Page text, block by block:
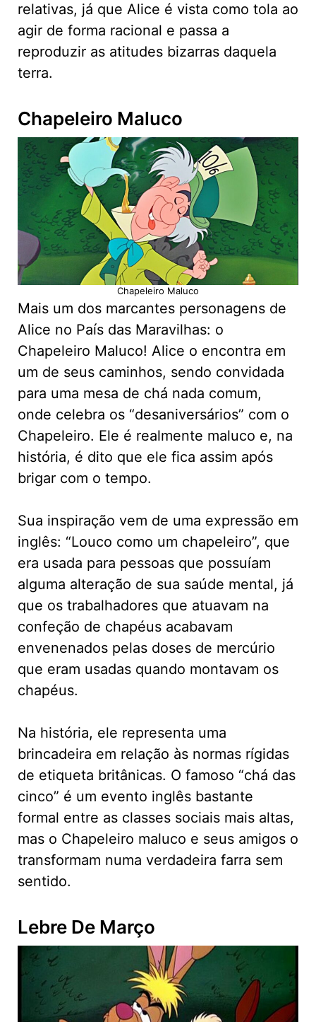
relativas, já que Alice é vista como tola ao
agir de forma racional e passa a
reproduzir as atitudes bizarras daquela
terra.
Chapeleiro Maluco
Chapeleiro Maluco
Mais um dos marcantes personagens de
Alice no País das Maravilhas: o
Chapeleiro Maluco! Alice o encontra em
um de seus caminhos, sendo convidada
para uma mesa de chá nada comum,
onde celebra os “desaniversários” com o
Chapeleiro. Ele é realmente maluco e, na
história, é dito que ele fica assim após
brigar com o tempo.
Sua inspiração vem de uma expressão em
inglês: “Louco como um chapeleiro”, que
era usada para pessoas que possuíam
alguma alteração de sua saúde mental, já
que os trabalhadores que atuavam na
confeção de chapéus acabavam
envenenados pelas doses de mercúrio
que eram usadas quando montavam os
chapéus.
Na história, ele representa uma
brincadeira em relação às normas rígidas
de etiqueta britânicas. O famoso “chá das
cinco” é um evento inglês bastante
formal entre as classes sociais mais altas,
mas o Chapeleiro maluco e seus amigos o
transformam numa verdadeira farra sem
sentido.
Lebre De Março